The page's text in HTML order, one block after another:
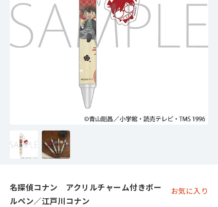
名探偵コナン アクリルチャーム付きボー
ルペン／江戸川コナン
お気に入り